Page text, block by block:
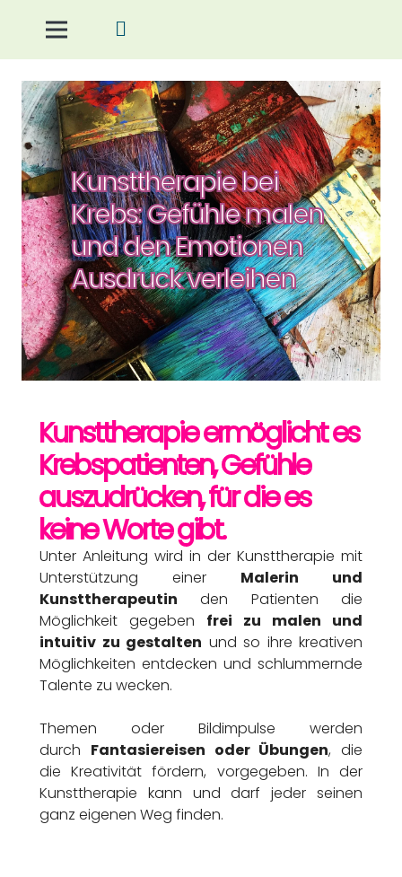
Kunsttherapie bei
Krebs: Gefühle malen
und den Emotionen
Ausdruck verleihen
Kunsttherapie ermöglicht es
Krebspatienten, Gefühle
auszudrücken, für die es
keine Worte gibt.
Unter Anleitung wird in der Kunsttherapie mit
Unterstützung einer Malerin und
Kunsttherapeutin den Patienten die
Möglichkeit gegeben frei zu malen und
intuitiv zu gestalten und so ihre kreativen
Möglichkeiten entdecken und schlummernde
Talente zu wecken.
Themen oder Bildimpulse werden
durch Fantasiereisen oder Übungen, die
die Kreativität fördern, vorgegeben. In der
Kunsttherapie kann und darf jeder seinen
ganz eigenen Weg finden.